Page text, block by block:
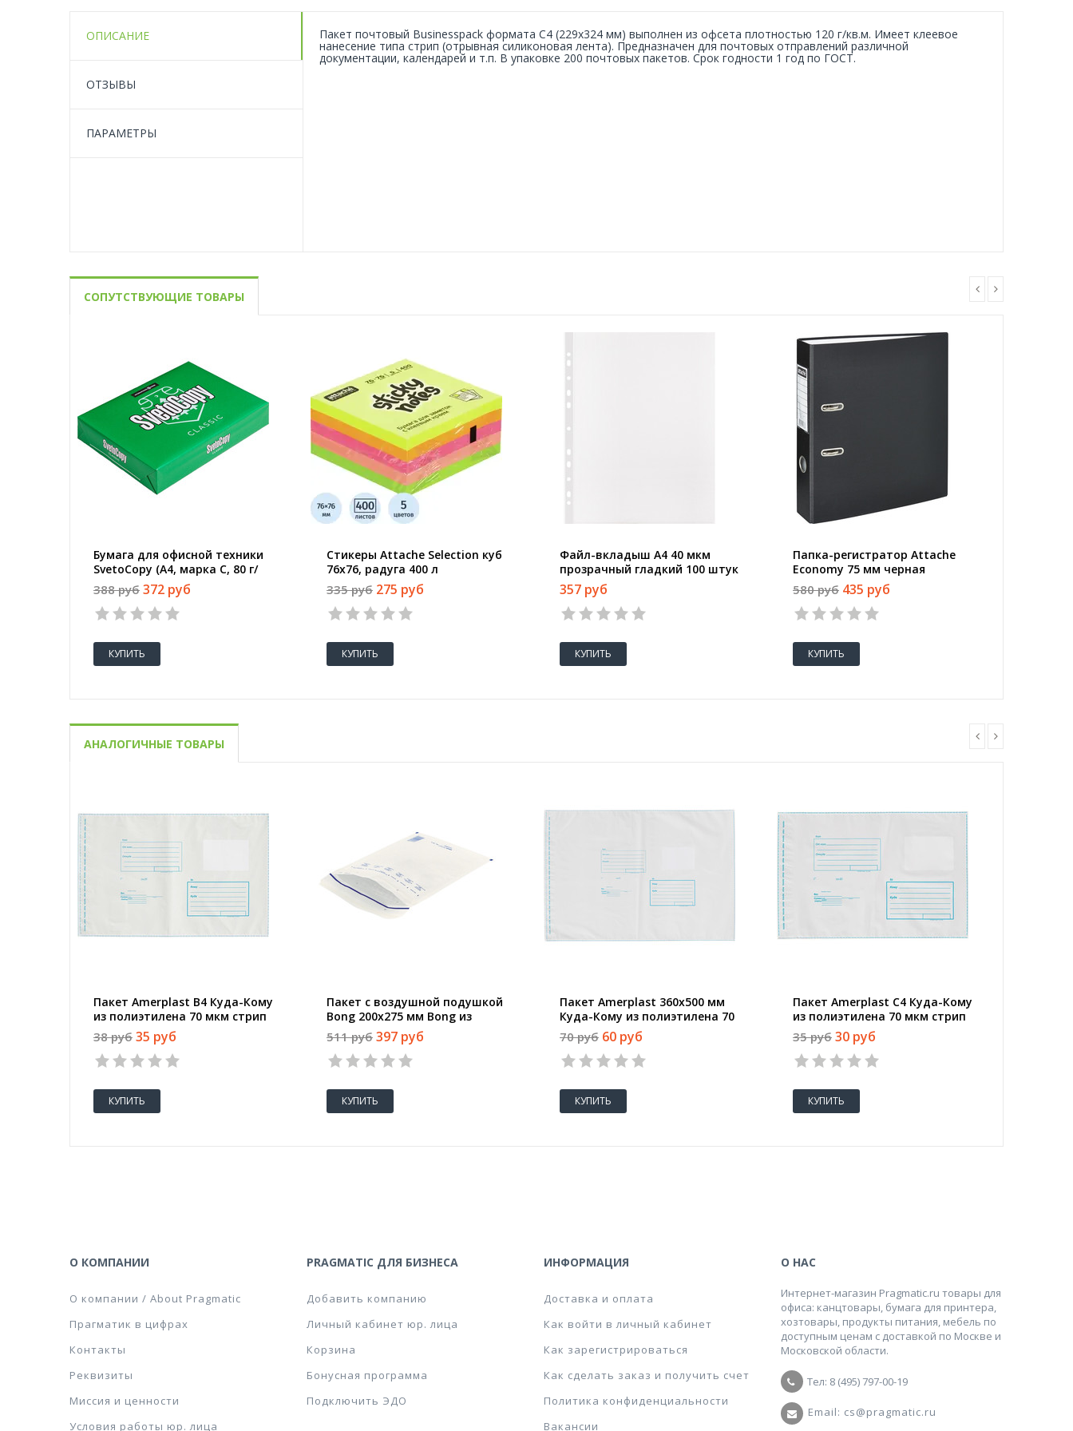
ОПИСАНИЕ
ОТЗЫВЫ
ПАРАМЕТРЫ
Пакет почтовый Businesspack формата С4 (229x324 мм) выполнен из офсета плотностью 120 г/кв.м. Имеет клеевое
нанесение типа стрип (отрывная силиконовая лента). Предназначен для почтовых отправлений различной
документации, календарей и т.п. В упаковке 200 почтовых пакетов. Срок годности 1 год по ГОСТ.
СОПУТСТВУЮЩИЕ ТОВАРЫ
Бумага для офисной техники
SvetoCopy (A4, марка C, 80 г/
кв.м, 500 листов)
388 руб 372 руб
КУПИТЬ
Стикеры Attache Selection куб
76х76, радуга 400 л
335 руб 275 руб
КУПИТЬ
Файл-вкладыш А4 40 мкм
прозрачный гладкий 100 штук
в упаковке
357 руб
КУПИТЬ
Папка-регистратор Attache
Economy 75 мм черная
580 руб 435 руб
КУПИТЬ
АНАЛОГИЧНЫЕ ТОВАРЫ
Пакет Amerplast В4 Куда-Кому
из полиэтилена 70 мкм стрип
38 руб 35 руб
КУПИТЬ
Пакет с воздушной подушкой
Bong 200x275 мм Bong из
бумаги 100 г/кв.м стрип (10
штук в упаковке)
511 руб 397 руб
КУПИТЬ
Пакет Amerplast 360x500 мм
Куда-Кому из полиэтилена 70
мкм стрип
70 руб 60 руб
КУПИТЬ
Пакет Amerplast С4 Куда-Кому
из полиэтилена 70 мкм стрип
35 руб 30 руб
КУПИТЬ
О КОМПАНИИ
О компании / About Pragmatic
Прагматик в цифрах
Контакты
Реквизиты
Миссия и ценности
Условия работы юр. лица
PRAGMATIC ДЛЯ БИЗНЕСА
Добавить компанию
Личный кабинет юр. лица
Корзина
Бонусная программа
Подключить ЭДО
ИНФОРМАЦИЯ
Доставка и оплата
Как войти в личный кабинет
Как зарегистрироваться
Как сделать заказ и получить счет
Политика конфиденциальности
Вакансии
О НАС
Интернет-магазин Pragmatic.ru товары для
офиса: канцтовары, бумага для принтера,
хозтовары, продукты питания, мебель по
доступным ценам с доставкой по Москве и
Московской области.
Тел: 8 (495) 797-00-19
Email: cs@pragmatic.ru